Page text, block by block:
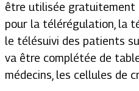
être utilisée gratuitement
pour la télérégulation, la
le télésuivi des patients
va être complétée de
médecins, les cellules de